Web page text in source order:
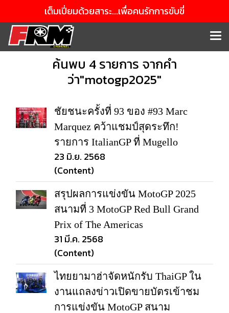
เต็มเปี่ยมด้วยสาระ...เพื่อคนรักการขับขี่
ค้นพบ 4 รายการ จากคำ
ว่า"motogp2025"
ชัยชนะครั้งที่ 93 ของ #93 Marc
Marquez คว้าแชมป์สุดระทึก!
รายการ ItalianGP ที่ Mugello
23 มิ.ย. 2568
(Content)
สรุปผลการแข่งขัน MotoGP 2025
สนามที่ 3 MotoGP Red Bull Grand
Prix of The Americas
31 มี.ค. 2568
(Content)
ไทยยามาฮ่าจัดหนักรับ ThaiGP ใน
งานแถลงข่าวเปิดขายบัตรเข้าชม
การแข่งขัน MotoGP สนาม